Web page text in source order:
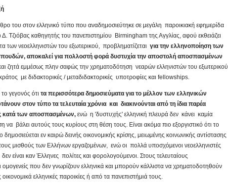
του στον ελληνικό τύπο που αναδημοσιεύτηκε σε μεγάλη παροικιακή εφημερίδα
Δ. Τζιόβας καθηγητής του πανεπιστημίου Birmingham της Αγγλίας, αφού εκθειάζει
των νεοελληνιστών του εξωτερικού, προβληματίζεται για την ελληνοποίηση των
αποκαλεί για πολλοστή φορά δυστυχία την αποστολή αποσπασμένων
ζητά εμμέσως πλην σαφώς την χρηματοδότηση νεαρών ελληνιστών του εξωτερικού
με διδακτορικές / μεταδιδακτορικές υποτροφίες και fellowships.
το γεγονός ότι τα περισσότερα δημοσιεύματα για το μέλλον των ελληνικών
στον τύπο τα τελευταία χρόνια και διακινούνται από τη ίδια παρέα
κατά των αποσπασμένων, ενώ η 'δυστυχής' ελληνική πλευρά δεν κάνει καμία
να βάλει αυτούς τους κυρίους στη θέση τους. Είναι ακόμα πιο εξοργιστικό ότι το
εν καιρώ δεινής οικονομικής κρίσης, μειωμένης κοινωνικής αντίστασης
μισθούς των Ελλήνων εργαζομένων, ενώ οι πολλά υποσχόμενοι νεοελληνιστές
είναι καν Έλληνες πολίτες και φορολογούμενοι. Στους τελευταίους
ομογενείς που δεν γνωρίζουν ελληνικά και μπορούν κάλλιστα να χρηματοδοτηθούν
ελληνικές παροικίες ή από τα πανεπιστήμιά τους.